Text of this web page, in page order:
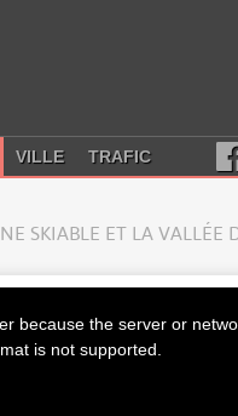
VILLE TRAFIC
SKIABLE ET LA VALLÉE
because the server or
is not supported.